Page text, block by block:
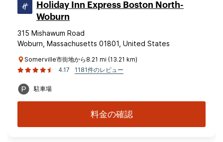
Holiday Inn Express Boston North-
Woburn
315 Mishawum Road
Woburn, Massachusetts 01801, United States
Somerville市街地から8.21 mi (13.21 km)
4.17
1181件のレビュー
駐車場
料金の確認